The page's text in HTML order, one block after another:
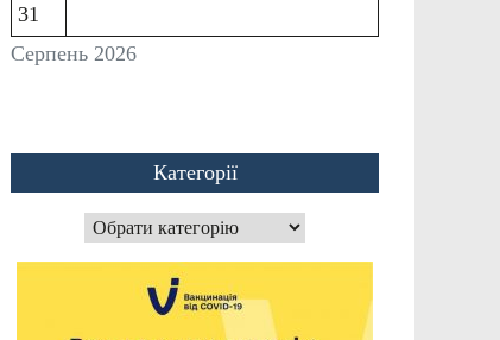
Серпень 2026
31
Категорії
Категорії